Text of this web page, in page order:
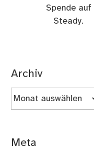
Spende auf
Steady.
Archiv
Archiv
Meta